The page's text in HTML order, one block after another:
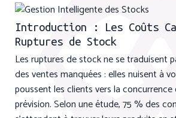
Introduction : Les Coûts
Ruptures de Stock
Les ruptures de stock ne se traduisent
des ventes manquées : elles nuisent à
poussent les clients vers la
prévision. Selon une étude, 75 % des